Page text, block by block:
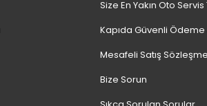
Size En Yakın Oto
Kapıda Güvenli Ödeme
Mesafeli Satış
Bize Sorun